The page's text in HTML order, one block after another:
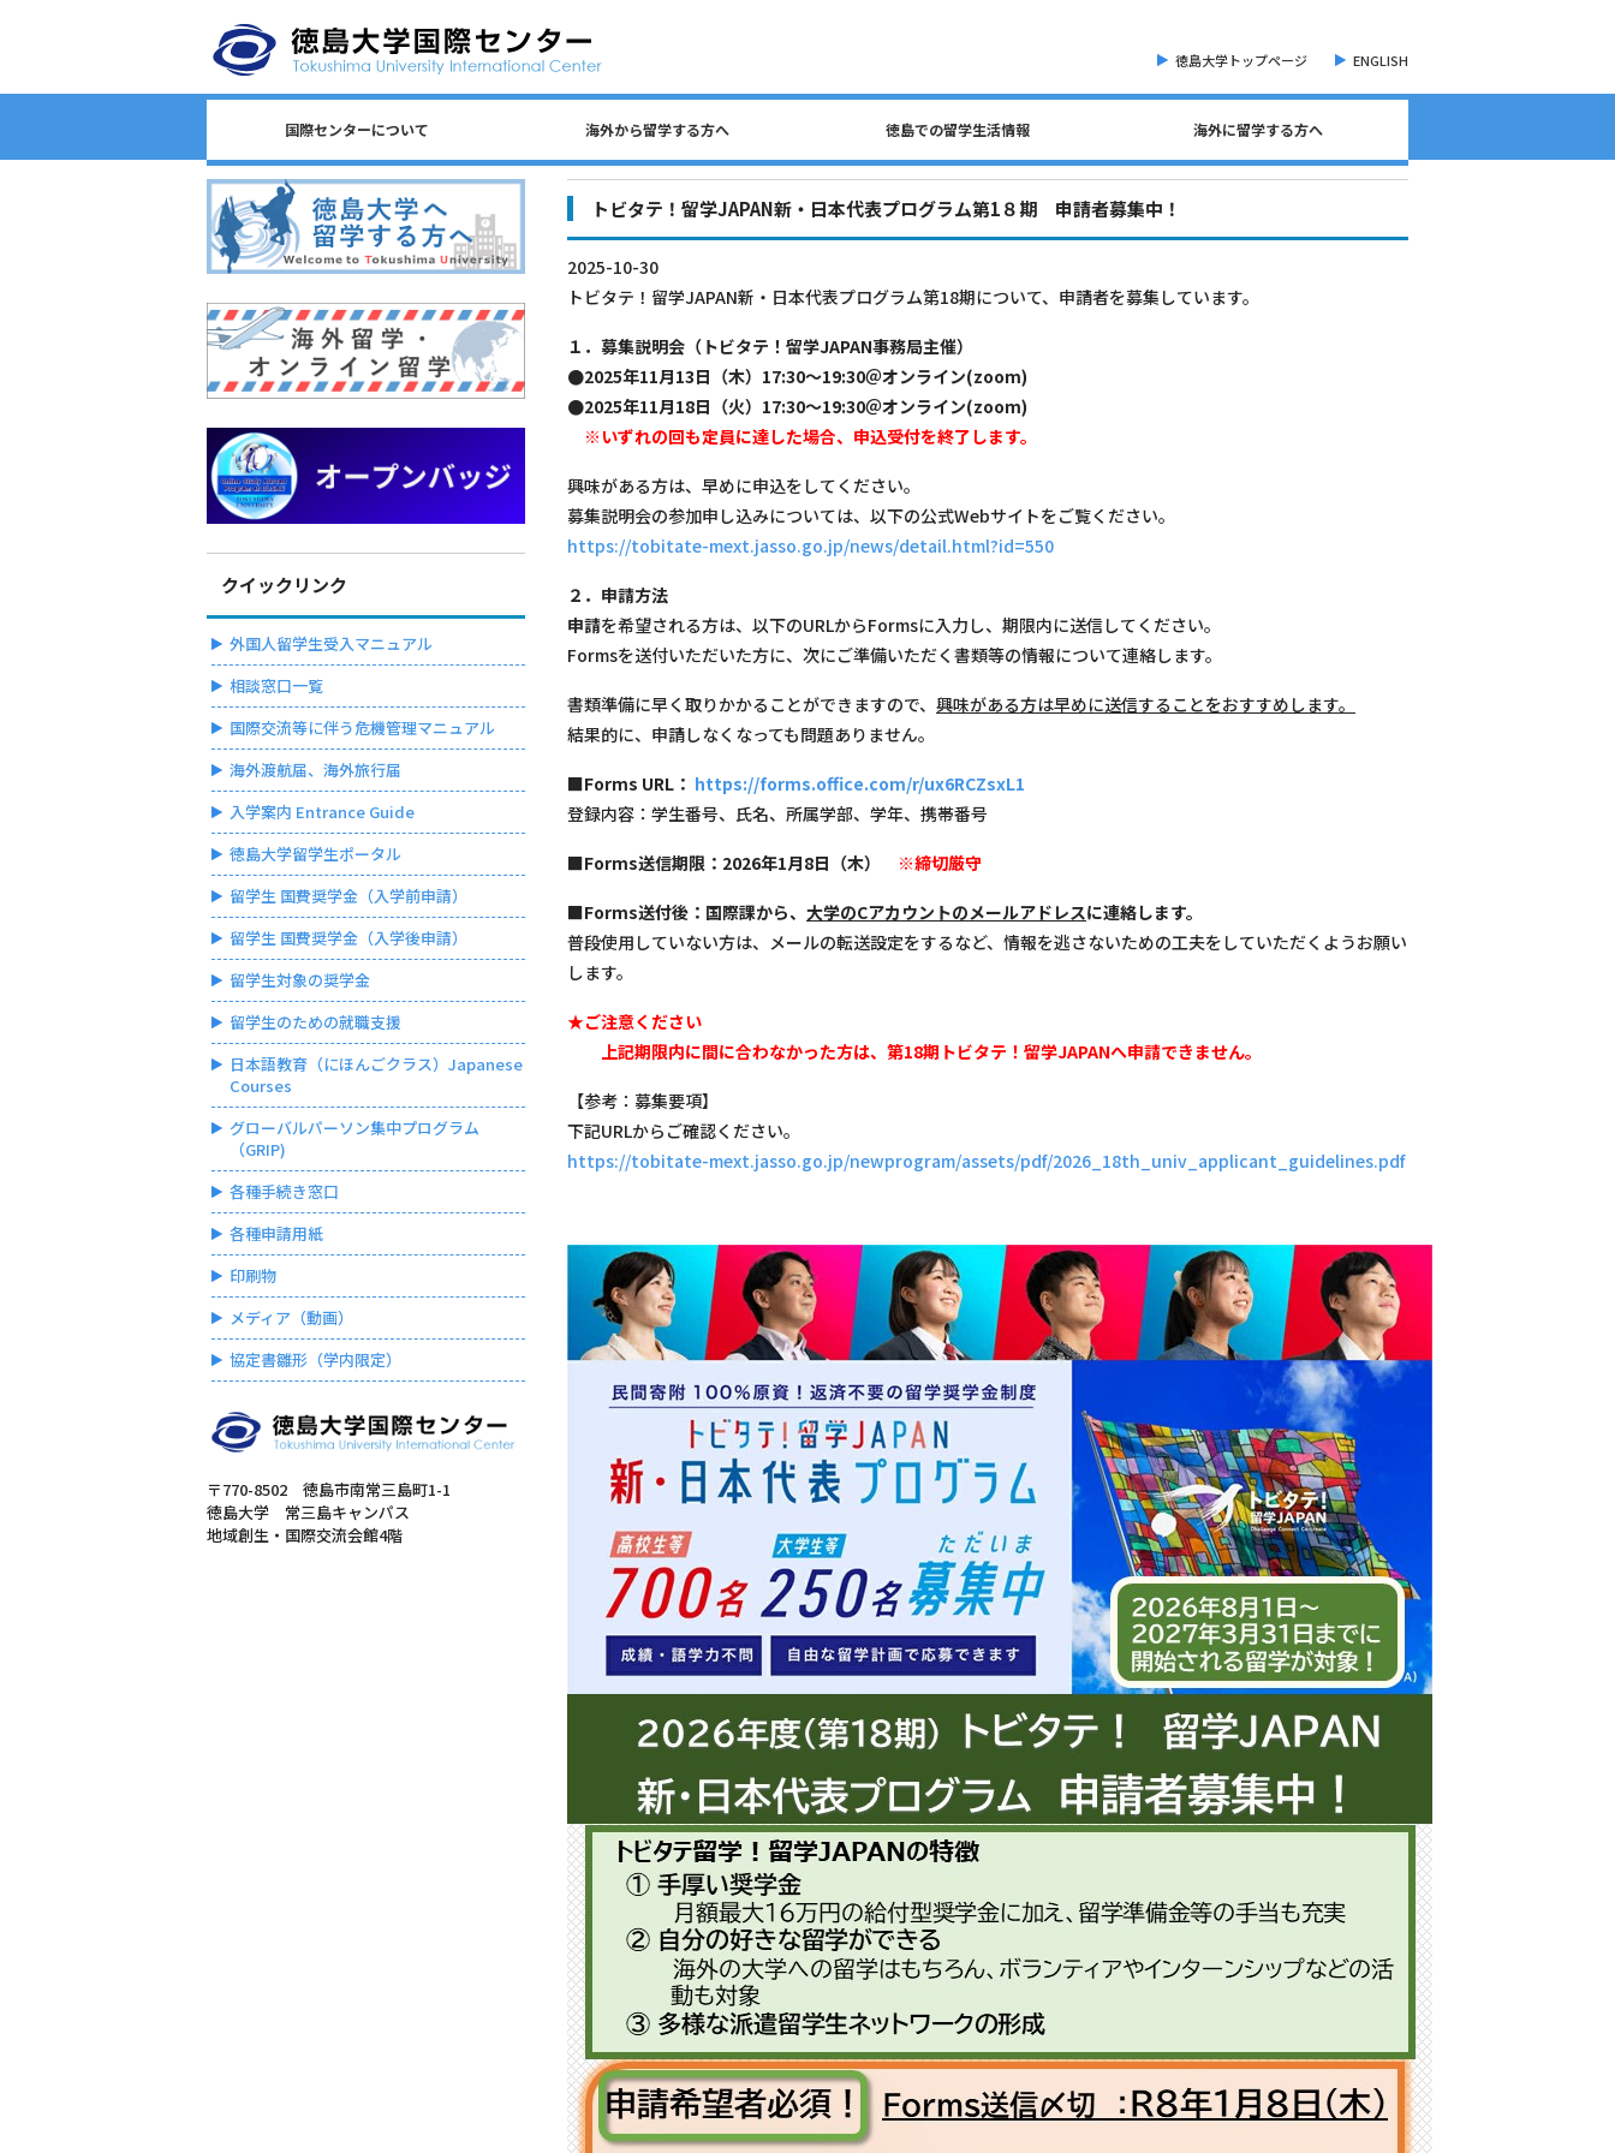
徳島大学トップページ ENGLISH
国際センターについて
国際センターについて
センター長からのごあいさつ
国際センターのロゴについて
沿革
日本語教育/Japanese Program
相談窓口一覧
スタッフ一覧
国際課連絡先
海外から留学する方へ 徳島での留学生活情報 海外に留学する方へ
トビタテ！留学JAPAN新・日本代表プログラム第1８期 申請者募集中！
2025-10-30
トビタテ！留学JAPAN新・日本代表プログラム第18期について、申請者を募集しています。
１．募集説明会（トビタテ！留学JAPAN事務局主催）
●2025年11月13日（木）17:30～19:30＠オンライン(zoom)
●2025年11月18日（火）17:30～19:30＠オンライン(zoom)
※いずれの回も定員に達した場合、申込受付を終了します。
興味がある方は、早めに申込をしてください。
募集説明会の参加申し込みについては、以下の公式Webサイトをご覧ください。
https://tobitate-mext.jasso.go.jp/news/detail.html?id=550
２．申請方法
申請を希望される方は、以下のURLからFormsに入力し、期限内に送信してください。
Formsを送付いただいた方に、次にご準備いただく書類等の情報について連絡します。
書類準備に早く取りかかることができますので、 興味がある方は早めに送信することをおすすめします。
結果的に、申請しなくなっても問題ありません。
■Forms URL： https://forms.office.com/r/ux6RCZsxL1
登録内容：学生番号、氏名、所属学部、学年、携帯番号
■Forms送信期限：2026年1月8日（木） ※締切厳守
■Forms送付後：国際課から、 大学のCアカウントのメールアドレスに連絡します。
普段使用していない方は、メールの転送設定をするなど、情報を逃さないための工夫をしていただくようお願い
します。
★ご注意ください
上記期限内に間に合わなかった方は、第18期トビタテ！留学JAPANへ申請できません。
【参考：募集要項】
下記URLからご確認ください。
https://tobitate-mext.jasso.go.jp/newprogram/assets/pdf/2026_18th_univ_applicant_guidelines.pdf
クイックリンク
外国人留学生受入マニュアル
相談窓口一覧
国際交流等に伴う危機管理マニュアル
海外渡航届、海外旅行届
入学案内 Entrance Guide
徳島大学留学生ポータル
留学生 国費奨学金（入学前申請）
留学生 国費奨学金（入学後申請）
留学生対象の奨学金
留学生のための就職支援
日本語教育（にほんごクラス）Japanese
Courses
グローバルパーソン集中プログラム
（GRIP)
各種手続き窓口
各種申請用紙
印刷物
メディア（動画）
協定書雛形（学内限定）
〒770-8502 徳島市南常三島町1-1
徳島大学 常三島キャンパス
地域創生・国際交流会館4階